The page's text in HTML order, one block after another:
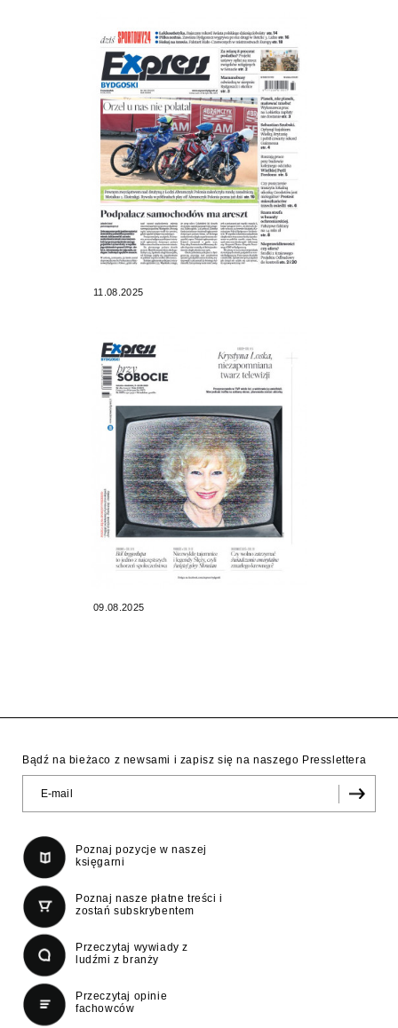
11.08.2025
09.08.2025
Bądź na bieżaco z newsami i zapisz się na naszego Presslettera
Poznaj pozycje w naszej
księgarni
Poznaj nasze płatne treści i
zostań subskrybentem
Przeczytaj wywiady z
ludźmi z branży
Przeczytaj opinie
fachowców